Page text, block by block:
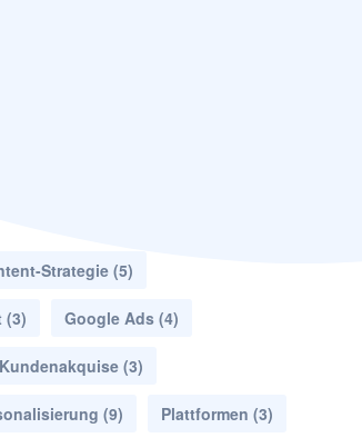
Strategie (5)
(3) Google Ads (4)
Kundenakquise (3)
(9) Plattformen (3)